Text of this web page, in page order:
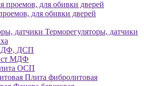
для обивки дверей
Терморегуляторы, датчики
ДСП
МДФ
ОСП
Плита фибролитовая